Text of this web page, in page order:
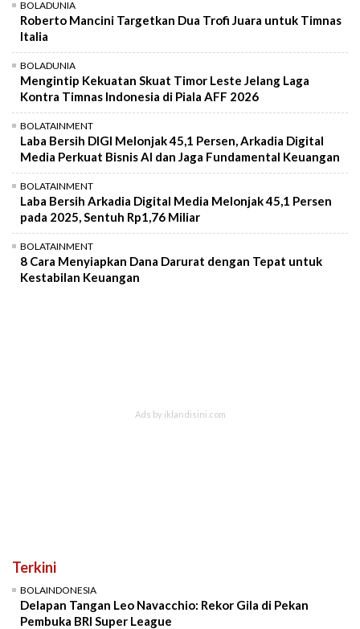
BOLADUNIA
Roberto Mancini Targetkan Dua Trofi Juara untuk Timnas
Italia
BOLADUNIA
Mengintip Kekuatan Skuat Timor Leste Jelang Laga
Kontra Timnas Indonesia di Piala AFF 2026
BOLATAINMENT
Laba Bersih DIGI Melonjak 45,1 Persen, Arkadia Digital
Media Perkuat Bisnis AI dan Jaga Fundamental Keuangan
BOLATAINMENT
Laba Bersih Arkadia Digital Media Melonjak 45,1 Persen
pada 2025, Sentuh Rp1,76 Miliar
BOLATAINMENT
8 Cara Menyiapkan Dana Darurat dengan Tepat untuk
Kestabilan Keuangan
Terkini
BOLAINDONESIA
Delapan Tangan Leo Navacchio: Rekor Gila di Pekan
Pembuka BRI Super League